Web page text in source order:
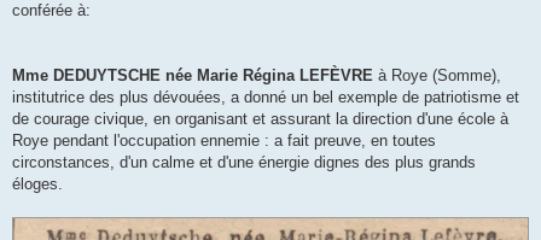
conférée à:
Mme DEDUYTSCHE née Marie Régina LEFÈVRE à Roye (Somme),
institutrice des plus dévouées, a donné un bel exemple de patriotisme et
de courage civique, en organisant et assurant la direction d'une école à
Roye pendant l'occupation ennemie : a fait preuve, en toutes
circonstances, d'un calme et d'une énergie dignes des plus grands
éloges.